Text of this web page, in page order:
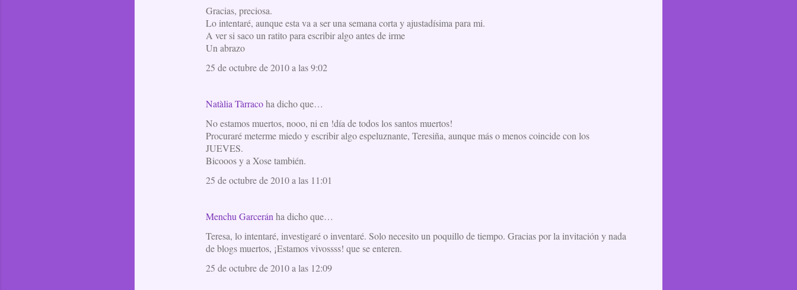
Gracias, preciosa.
Lo intentaré, aunque esta va a ser una semana corta y ajustadísima para mi.
A ver si saco un ratito para escribir algo antes de irme
Un abrazo
25 de octubre de 2010 a las 9:02
Natàlia Tàrracoha dicho que…
No estamos muertos, nooo, ni en !día de todos los santos muertos!
Procuraré meterme miedo y escribir algo espeluznante, Teresiña, aunque más o menos coincide con los
JUEVES.
Bicooos y a Xose también.
25 de octubre de 2010 a las 11:01
Menchu Garcerán ha dicho que…
Teresa, lo intentaré, investigaré o inventaré. Solo necesito un poquillo de tiempo. Gracias por la invitación y nada
de blogs muertos, ¡Estamos vivossss! que se enteren.
25 de octubre de 2010 a las 12:09